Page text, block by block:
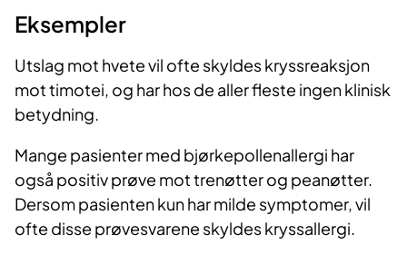
Eksempler
Utslag mot hvete vil ofte skyldes kryssreaksjon
mot timotei, og har hos de aller fleste ingen klinisk
betydning.
Mange pasienter med bjørkepollenallergi har
også positiv prøve mot trenøtter og peanøtter.
Dersom pasienten kun har milde symptomer, vil
ofte disse prøvesvarene skyldes kryssallergi.